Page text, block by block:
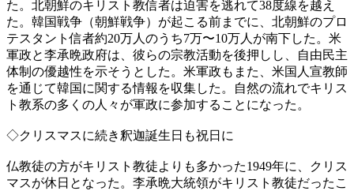
た。北朝鮮のキリスト教信者は迫害を逃れて38度線を越え
た。韓国戦争（朝鮮戦争）が起こる前までに、北朝鮮のプロ
テスタント信者約20万人のうち7万〜10万人が南下した。米
軍政と李承晩政府は、彼らの宗教活動を後押しし、自由民主
体制の優越性を示そうとした。米軍政もまた、米国人宣教師
を通じて韓国に関する情報を収集した。自然の流れでキリス
ト教系の多くの人々が軍政に参加することになった。
◇クリスマスに続き釈迦誕生日も祝日に
仏教徒の方がキリスト教徒よりも多かった1949年に、クリス
マスが休日となった。李承晩大統領がキリスト教徒だったこ